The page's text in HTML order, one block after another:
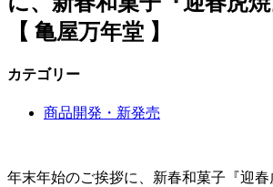
【 亀屋万年堂 】
カテゴリー
商品開発・新発売
年末年始のご挨拶に、新春和菓子『迎春